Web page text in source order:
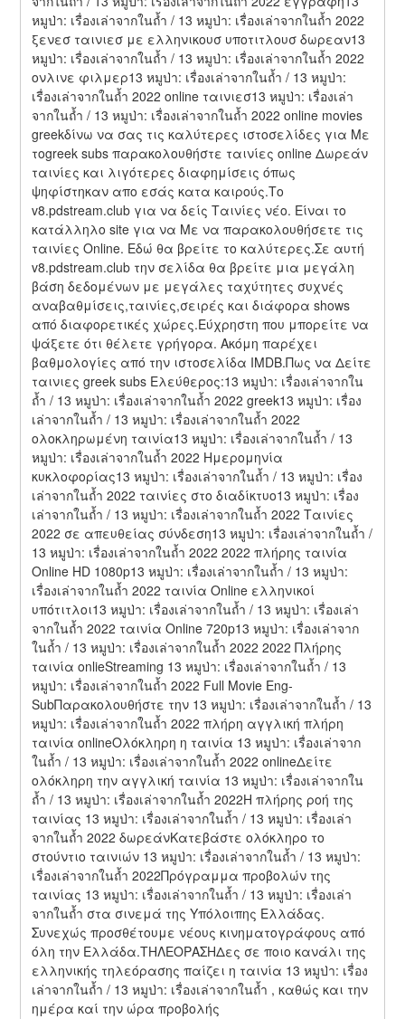
หมูป่า: เรื่องเล่าจากในถ้ำ / 13 หมูป่า: เรื่องเล่าจากในถ้ำ 2022
ξενεσ ταινιεσ με ελληνικουσ υποτιτλουσ δωρεαν13
หมูป่า: เรื่องเล่าจากในถ้ำ / 13 หมูป่า: เรื่องเล่าจากในถ้ำ 2022
ονλινε φιλμερ13 หมูป่า: เรื่องเล่าจากในถ้ำ / 13 หมูป่า:
เรื่องเล่าจากในถ้ำ 2022 online ταινιεσ13 หมูป่า: เรื่องเล่า
จากในถ้ำ / 13 หมูป่า: เรื่องเล่าจากในถ้ำ 2022 online movies
greekδίνω να σας τις καλύτερες ιστοσελίδες για Με
τοgreek subs παρακολουθήστε ταινίες online Δωρεάν
ταινίες και λιγότερες διαφημίσεις όπως
ψηφίστηκαν απο εσάς κατα καιρούς.Το
v8.pdstream.club για να δείς Ταινίες νέο. Είναι το
κατάλληλο site για να Με να παρακολουθήσετε τις
ταινίες Online. Εδώ θα βρείτε το καλύτερες.Σε αυτή
v8.pdstream.club την σελίδα θα βρείτε μια μεγάλη
βάση δεδομένων με μεγάλες ταχύτητες συχνές
αναβαθμίσεις,ταινίες,σειρές και διάφορα shows
από διαφορετικές χώρες.Εύχρηστη που μπορείτε να
ψάξετε ότι θέλετε γρήγορα. Ακόμη παρέχει
βαθμολογίες από την ιστοσελίδα IMDB.Πως να Δείτε
ταινιες greek subs Ελεύθερος:13 หมูป่า: เรื่องเล่าจากใน
ถ้ำ / 13 หมูป่า: เรื่องเล่าจากในถ้ำ 2022 greek13 หมูป่า: เรื่อง
เล่าจากในถ้ำ / 13 หมูป่า: เรื่องเล่าจากในถ้ำ 2022
ολοκληρωμένη ταινία13 หมูป่า: เรื่องเล่าจากในถ้ำ / 13
หมูป่า: เรื่องเล่าจากในถ้ำ 2022 Ημερομηνία
κυκλοφορίας13 หมูป่า: เรื่องเล่าจากในถ้ำ / 13 หมูป่า: เรื่อง
เล่าจากในถ้ำ 2022 ταινίες στο διαδίκτυο13 หมูป่า: เรื่อง
เล่าจากในถ้ำ / 13 หมูป่า: เรื่องเล่าจากในถ้ำ 2022 Ταινίες
2022 σε απευθείας σύνδεση13 หมูป่า: เรื่องเล่าจากในถ้ำ /
13 หมูป่า: เรื่องเล่าจากในถ้ำ 2022 2022 πλήρης ταινία
Online HD 1080p13 หมูป่า: เรื่องเล่าจากในถ้ำ / 13 หมูป่า:
เรื่องเล่าจากในถ้ำ 2022 ταινία Online ελληνικοί
υπότιτλοι13 หมูป่า: เรื่องเล่าจากในถ้ำ / 13 หมูป่า: เรื่องเล่า
จากในถ้ำ 2022 ταινία Online 720p13 หมูป่า: เรื่องเล่าจาก
ในถ้ำ / 13 หมูป่า: เรื่องเล่าจากในถ้ำ 2022 2022 Πλήρης
ταινία onlieStreaming 13 หมูป่า: เรื่องเล่าจากในถ้ำ / 13
หมูป่า: เรื่องเล่าจากในถ้ำ 2022 Full Movie Eng-
SubΠαρακολουθήστε την 13 หมูป่า: เรื่องเล่าจากในถ้ำ / 13
หมูป่า: เรื่องเล่าจากในถ้ำ 2022 πλήρη αγγλική πλήρη
ταινία onlineΟλόκληρη η ταινία 13 หมูป่า: เรื่องเล่าจาก
ในถ้ำ / 13 หมูป่า: เรื่องเล่าจากในถ้ำ 2022 onlineΔείτε
ολόκληρη την αγγλική ταινία 13 หมูป่า: เรื่องเล่าจากใน
ถ้ำ / 13 หมูป่า: เรื่องเล่าจากในถ้ำ 2022Η πλήρης ροή της
ταινίας 13 หมูป่า: เรื่องเล่าจากในถ้ำ / 13 หมูป่า: เรื่องเล่า
จากในถ้ำ 2022 δωρεάνΚατεβάστε ολόκληρο το
στούντιο ταινιών 13 หมูป่า: เรื่องเล่าจากในถ้ำ / 13 หมูป่า:
เรื่องเล่าจากในถ้ำ 2022Πρόγραμμα προβολών της
ταινίας 13 หมูป่า: เรื่องเล่าจากในถ้ำ / 13 หมูป่า: เรื่องเล่า
จากในถ้ำ στα σινεμά της Υπόλοιπης Ελλάδας.
Συνεχώς προσθέτουμε νέους κινηματογράφους από
όλη την Ελλάδα.ΤΗΛΕΟΡΑΣΗΔες σε ποιο κανάλι της
ελληνικής τηλεόρασης παίζει η ταινία 13 หมูป่า: เรื่อง
เล่าจากในถ้ำ / 13 หมูป่า: เรื่องเล่าจากในถ้ำ , καθώς και την
ημέρα καί την ώρα προβολής